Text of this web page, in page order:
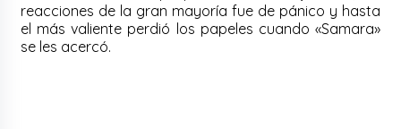
reacciones de la gran mayoría fue de pánico y hasta
el más valiente perdió los papeles cuando «Samara»
se les acercó.